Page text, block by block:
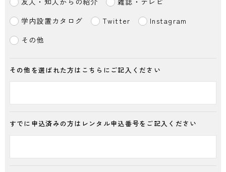
学内設置カタログ
Twitter
Instagram
その他
その他を選ばれた方はこちらにご記入ください
すでに申込済みの方はレンタル申込番号をご記入ください